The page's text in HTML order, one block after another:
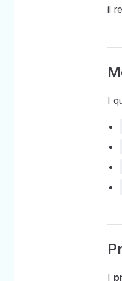
il
I
I